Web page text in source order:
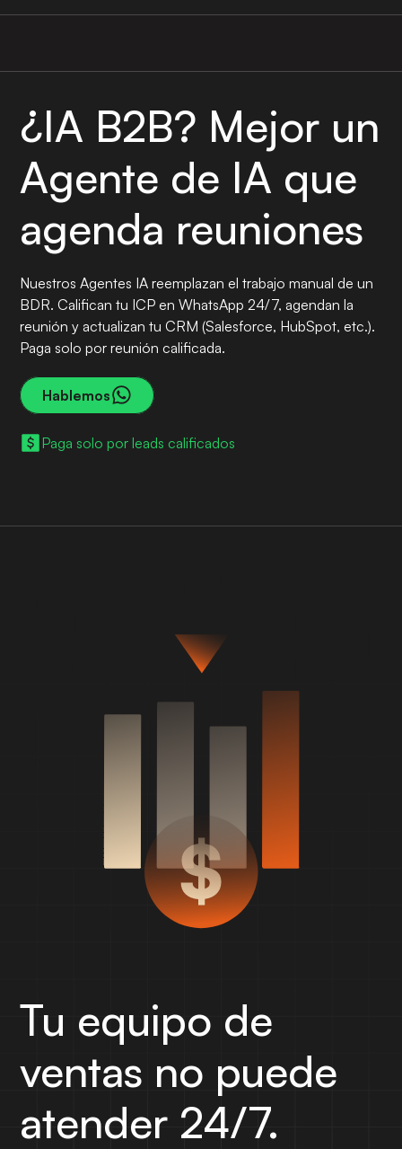
¿IA B2B? Mejor un
Agente de IA que
agenda reuniones
Nuestros Agentes IA reemplazan el trabajo manual de un
BDR. Califican tu ICP en WhatsApp 24/7, agendan la
reunión y actualizan tu CRM (Salesforce, HubSpot, etc.).
Paga solo por reunión calificada.
Hablemos
Paga solo por leads calificados
Tu equipo de
ventas no puede
atender 24/7.